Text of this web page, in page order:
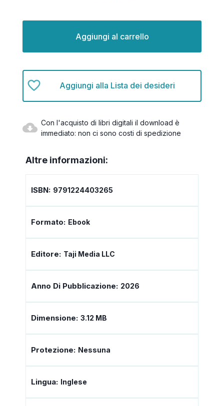
Aggiungi alla Lista dei desideri
Con l'acquisto di libri digitali il download è
immediato: non ci sono costi di spedizione
Altre informazioni:
ISBN: 9791224403265
Formato: Ebook
Editore: Taji Media LLC
Anno Di Pubblicazione: 2026
Dimensione: 3.12 MB
Protezione: Nessuna
Lingua: Inglese